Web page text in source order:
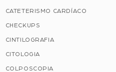
CATETERISMO CARDÍACO
CHECKUPS
CINTILOGRAFIA
CITOLOGIA
COLPOSCOPIA